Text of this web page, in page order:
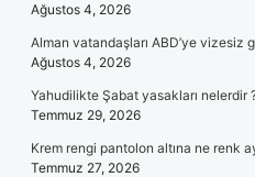
Ağustos 4, 2026
Alman vatandaşları ABD’ye vizesiz
Ağustos 4, 2026
Yahudilikte Şabat yasakları nelerdir
Temmuz 29, 2026
Krem rengi pantolon altına ne renk
Temmuz 27, 2026